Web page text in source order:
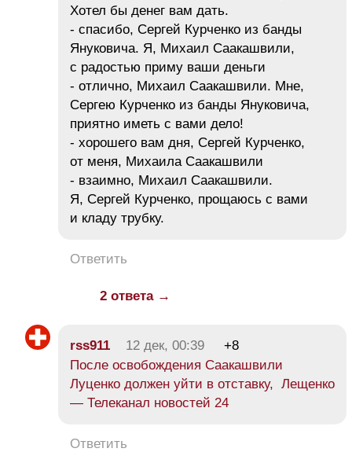
Хотел бы денег вам дать.
- спасибо, Сергей Курченко из банды
Януковича. Я, Михаил Саакашвили,
с радостью приму ваши деньги
- отлично, Михаил Саакашвили. Мне,
Сергею Курченко из банды Януковича,
приятно иметь с вами дело!
- хорошего вам дня, Сергей Курченко,
от меня, Михаила Саакашвили
- взаимно, Михаил Саакашвили.
Я, Сергей Курченко, прощаюсь с вами
и кладу трубку.
Ответить
2 ответа →
rss911 12 дек, 00:39
+8
После освобождения Саакашвили
Луценко должен уйти в отставку, Лещенко
— Телеканал новостей 24
Ответить